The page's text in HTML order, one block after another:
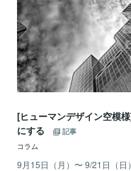
[ヒューマンデザイン空模
にする
記事
コラム
9月15日（月）〜 9/21日（日